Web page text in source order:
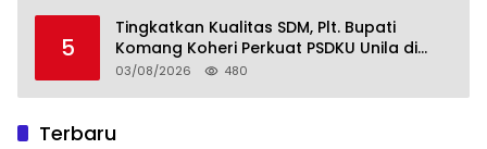
5
Tingkatkan Kualitas SDM, Plt. Bupati
Komang Koheri Perkuat PSDKU Unila di
Lampung Tengah
03/08/2026 480
Terbaru